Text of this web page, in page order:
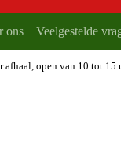
ons Veelgestelde
open van 10 tot 15